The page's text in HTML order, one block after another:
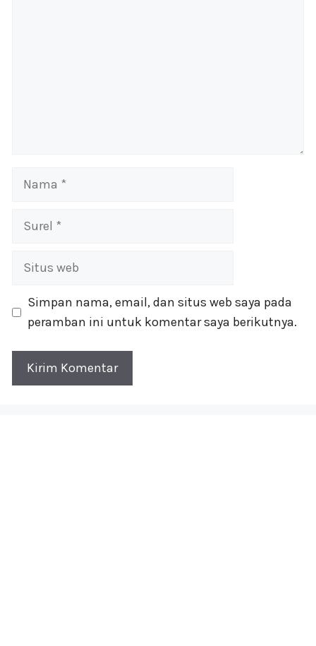
Nama
Surel
Situs
Simpan nama, email, dan situs web saya pada
peramban ini untuk komentar saya berikutnya.